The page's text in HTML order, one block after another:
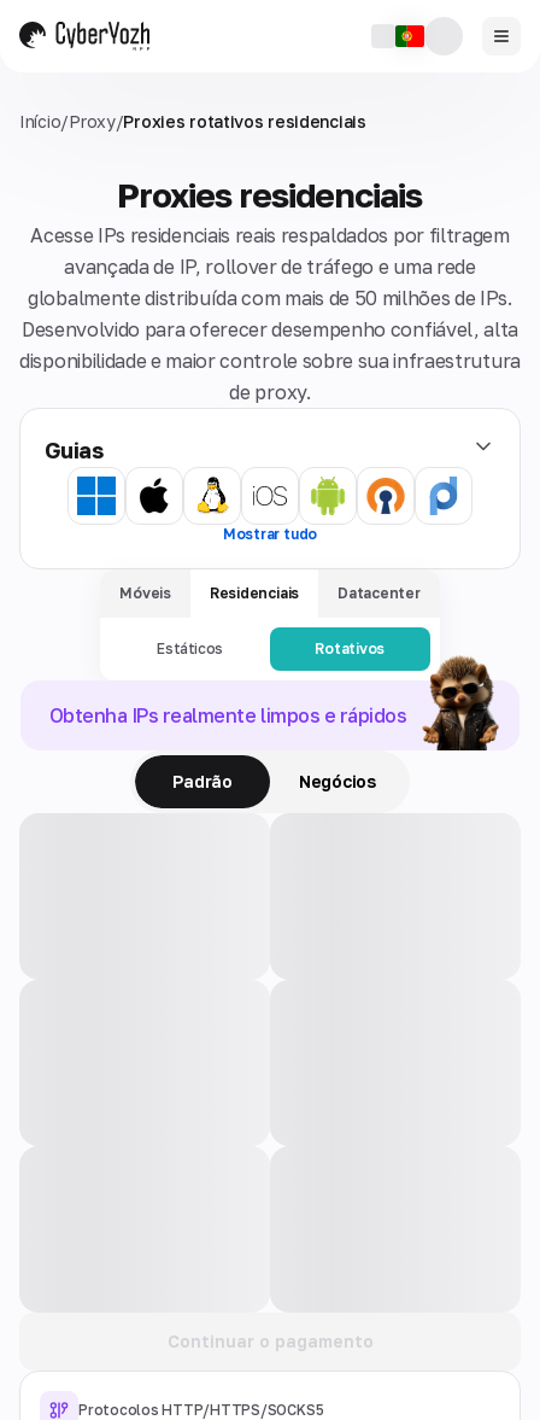
Início/Proxy/Proxies rotativos residenciais
Proxies residenciais
Acesse IPs residenciais reais respaldados por filtragem
avançada de IP, rollover de tráfego e uma rede
globalmente distribuída com mais de 50 milhões de IPs.
Desenvolvido para oferecer desempenho confiável, alta
disponibilidade e maior controle sobre sua infraestrutura
de proxy.
Guias
Mostrar tudo
Móveis Residenciais Datacenter
Estáticos Rotativos
Obtenha IPs realmente limpos e rápidos
Padrão Negócios
Continuar o pagamento
Protocolos HTTP/HTTPS/SOCKS5